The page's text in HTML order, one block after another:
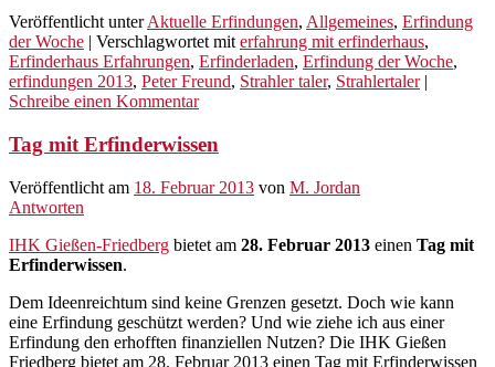
Veröffentlicht unterAktuelle Erfindungen, Allgemeines, Erfindung
der Woche | Verschlagwortet mit erfahrung mit erfinderhaus,
Erfinderhaus Erfahrungen, Erfinderladen, Erfindung der Woche,
erfindungen 2013, Peter Freund, Strahler taler, Strahlertaler |
Schreibe einen Kommentar
Tag mit Erfinderwissen
Veröffentlicht am 18. Februar 2013 von M. Jordan
Antworten
IHK Gießen-Friedberg bietet am 28. Februar 2013 einen Tag mit
Erfinderwissen.
Dem Ideenreichtum sind keine Grenzen gesetzt. Doch wie kann
eine Erfindung geschützt werden? Und wie ziehe ich aus einer
Erfindung den erhofften finanziellen Nutzen? Die IHK Gießen
Friedberg bietet am 28. Februar 2013 einen Tag mit Erfinderwissen